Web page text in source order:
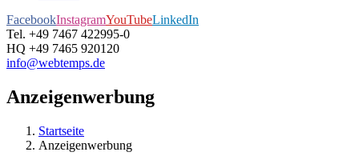
FacebookInstagramYouTubeLinkedIn
Tel. +49 7467 422995-0
HQ +49 7465 920120
info@webtemps.de
Anzeigenwerbung
Startseite
Anzeigenwerbung